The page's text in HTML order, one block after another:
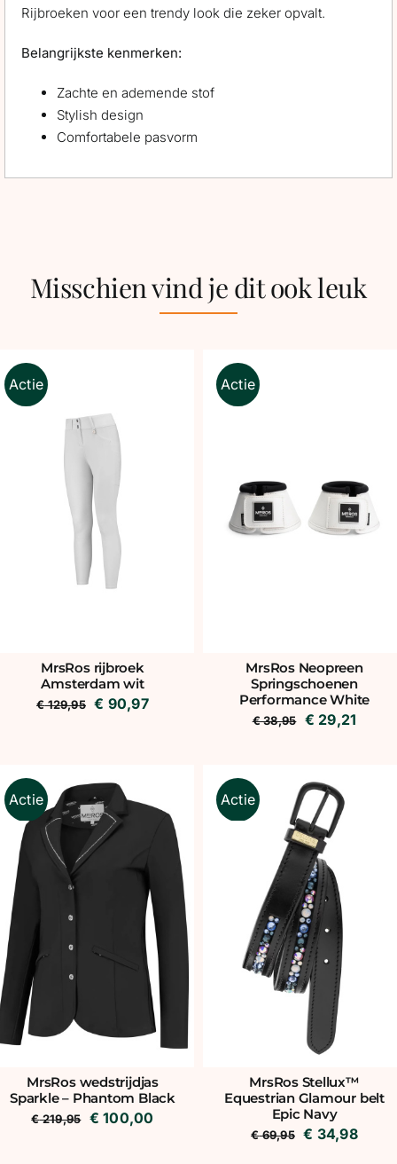
Rijbroeken voor een trendy look die zeker opvalt.
Belangrijkste kenmerken:
Zachte en ademende stof
Stylish design
Comfortabele pasvorm
Misschien vind je dit ook leuk
Actie
MrsRos rijbroek
Amsterdam wit
€129,95 Oorspronkelijke
€ 90,97Huidige
Actie
MrsRos Neopreen
Springschoenen
Performance White
€38,95
€ 38,95.
€ 29,21
Actie
MrsRos wedstrijdjas
Sparkle – Phantom Black
€219,95
Oorspronkelijke
€ 100,00
Actie
MrsRos Stellux™
Equestrian Glamour belt
Epic Navy
€69,95 € 34,98